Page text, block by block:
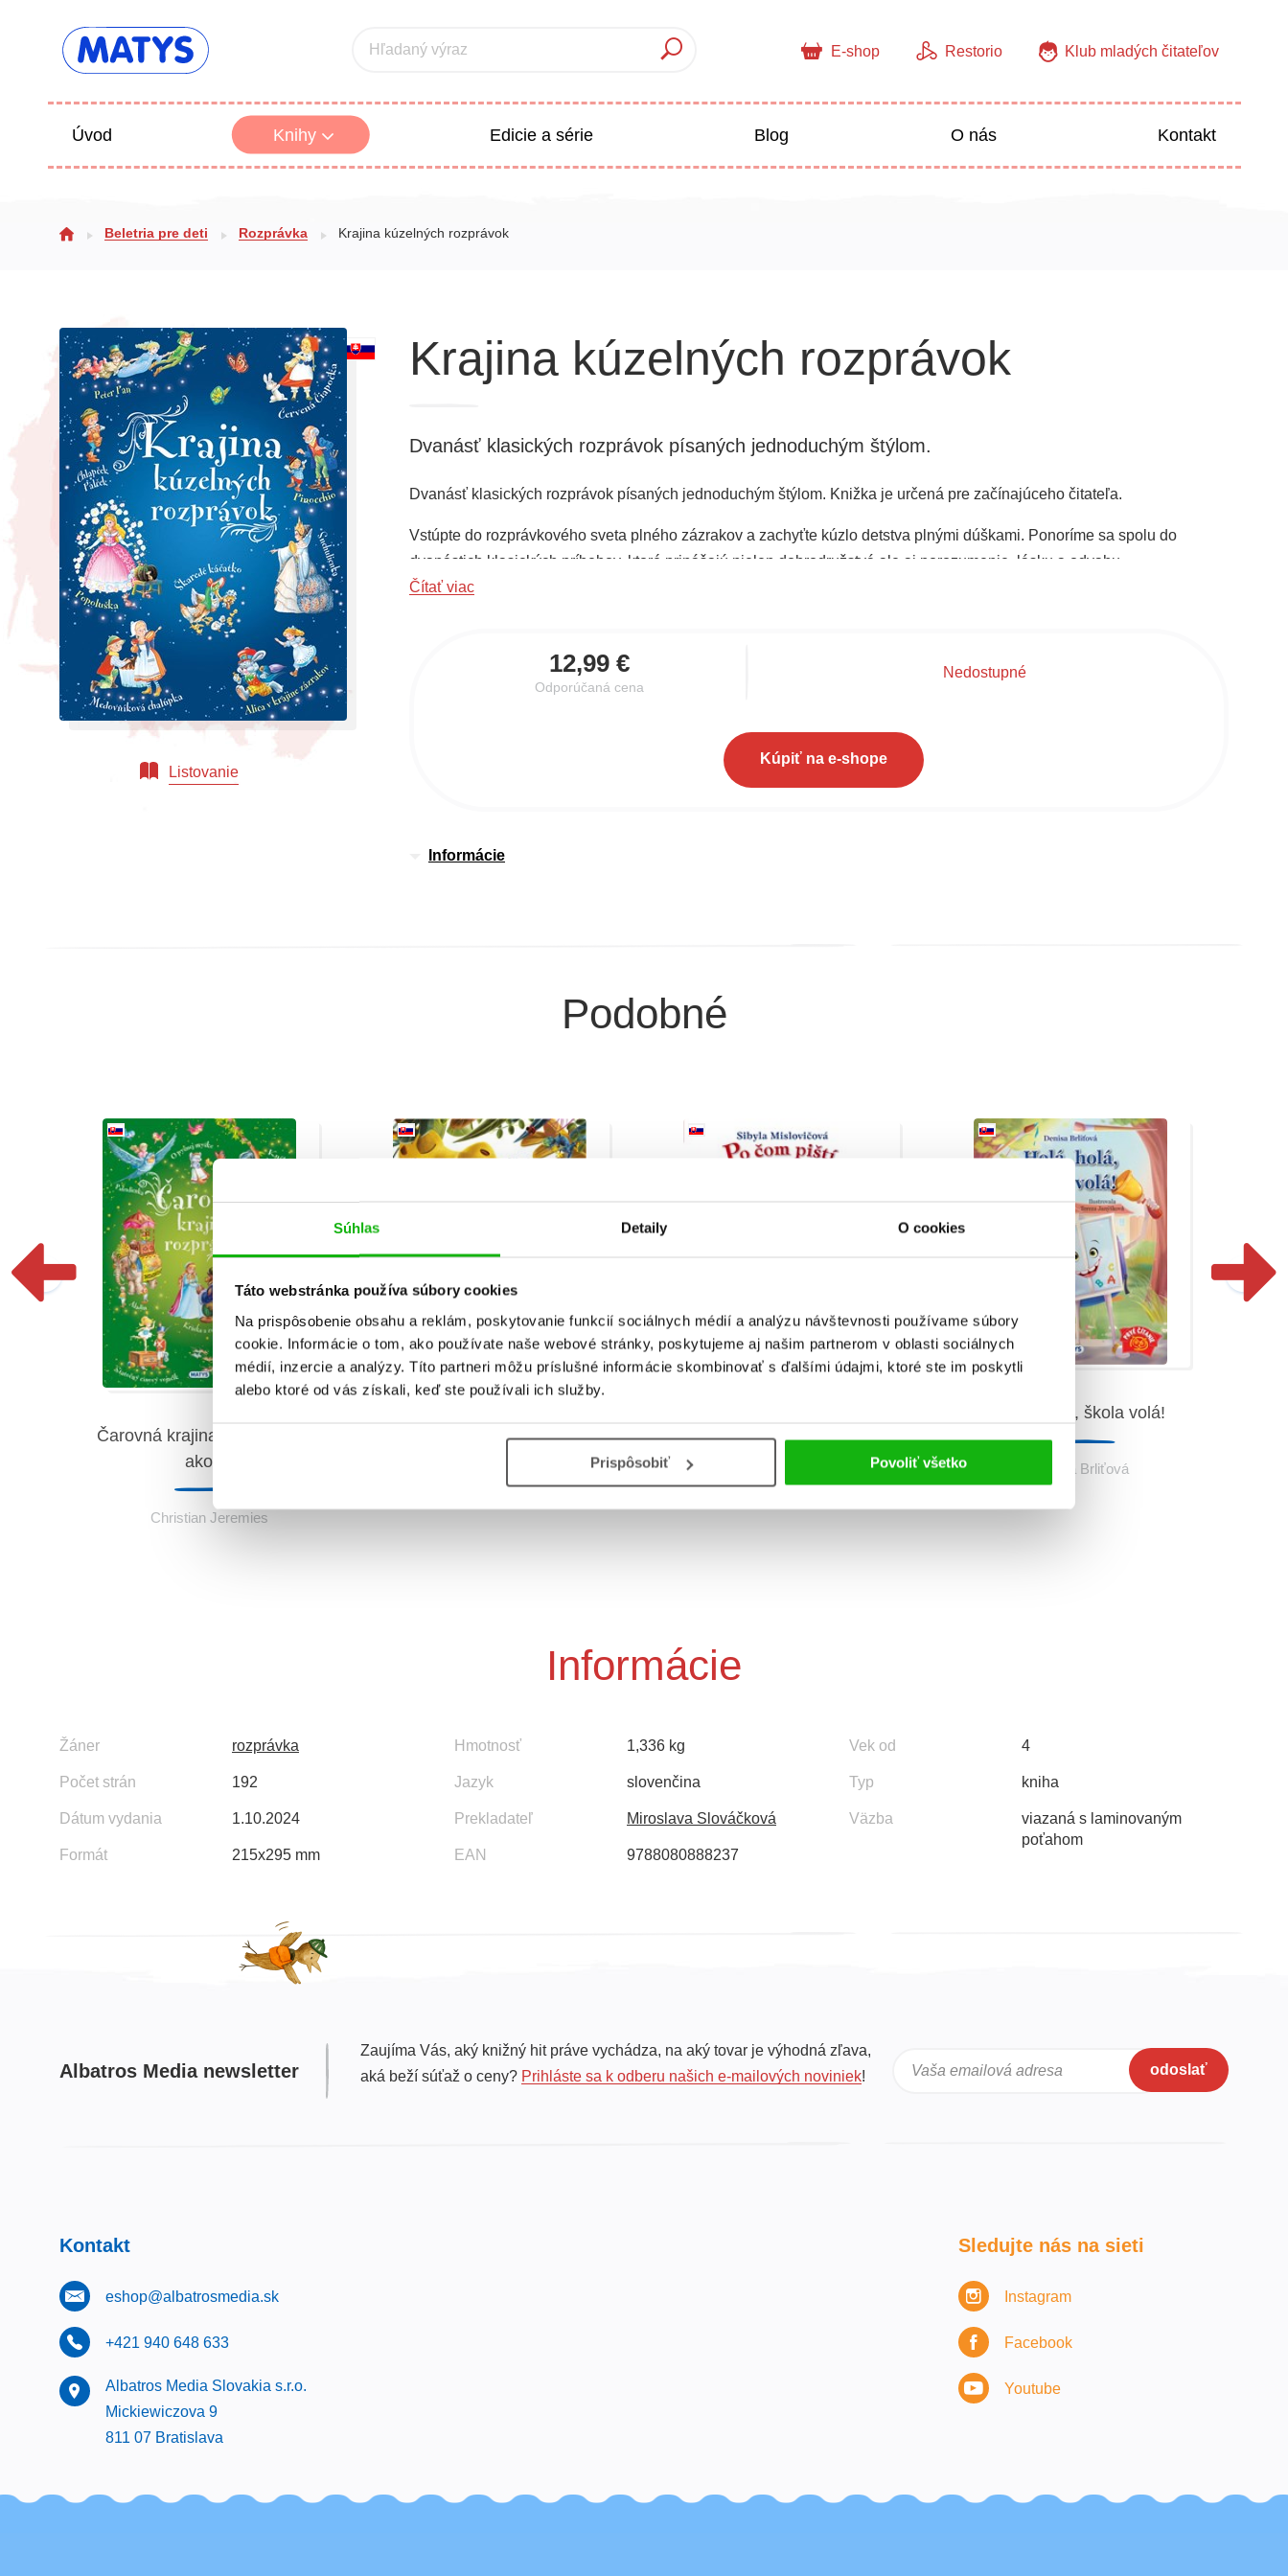
Súhlas Detaily O cookies
Táto webstránka používa súbory cookies
Na prispôsobenie obsahu a reklám, poskytovanie funkcií sociálnych médií a analýzu návštevnosti používame súbory
cookie. Informácie o tom, ako používate naše webové stránky, poskytujeme aj našim partnerom v oblasti sociálnych
médií, inzercie a analýzy. Títo partneri môžu príslušné informácie skombinovať s ďalšími údajmi, ktoré ste im poskytli
alebo ktoré od vás získali, keď ste používali ich služby.
Prispôsobiť Povoliť všetko
Hľadaný výraz E-shop Restorio Klub mladých čitateľov
Úvod Knihy
Všetky kategórie
Edicie a série Blog O nás Kontakt
Beletria pre deti Rozprávka Krajina kúzelných rozprávok
Listovanie
Krajina kúzelných rozprávok
Dvanásť klasických rozprávok písaných jednoduchým štýlom.
Dvanásť klasických rozprávok písaných jednoduchým štýlom. Knižka je určená pre začínajúceho čitateľa.
Vstúpte do rozprávkového sveta plného zázrakov a zachyťte kúzlo detstva plnými dúškami. Ponoríme sa spolu do
dvanástich klasických príbehov, ktoré prinášajú nielen dobrodružstvá ale aj porozumenie, lásku a odvahu.
Čítať viac
12,99 €
Odporúčaná cena
Nedostupné
Kúpiť na e-shope
Informácie
Podobné
Čarovná krajina rozprávok (2.
akosť)
Christian Jeremies
školáka
Sibyla Mislovičová
Holá, holá, škola volá!
Denisa Brliťová
Informácie
Žáner rozprávka
Počet strán 192
Dátum vydania 1.10.2024
Formát 215x295 mm
Hmotnosť 1,336 kg
Jazyk slovenčina
Prekladateľ Miroslava Slováčková
EAN 9788080888237
Vek od 4
Typ kniha
Väzba
viazaná s laminovaným
poťahom
Albatros Media newsletter
Zaujíma Vás, aký knižný hit práve vychádza, na aký tovar je výhodná zľava,
aká beží súťaž o ceny? Prihláste sa k odberu našich e-mailových noviniek! Vaša emailová adresa odoslať
Kontakt
eshop@albatrosmedia.sk
+421 940 648 633
Albatros Media Slovakia s.r.o.
Mickiewiczova 9
811 07 Bratislava
Sledujte nás na sieti
Instagram
Facebook
Youtube